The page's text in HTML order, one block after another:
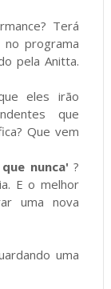
Terá
programa
pela Anitta.
eles irão
que
Que vem
nunca' ?
E o melhor
uma nova
uma